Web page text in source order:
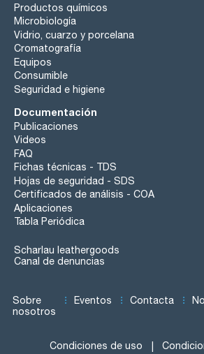
Productos químicos
Microbiología
Vidrio, cuarzo y porcelana
Cromatografía
Equipos
Consumible
Seguridad e higiene
Documentación
Publicaciones
Videos
FAQ
Fichas técnicas - TDS
Hojas de seguridad - SDS
Certificados de análisis - COA
Aplicaciones
Tabla Periódica
Scharlau leathergoods
Canal de denuncias
Sobre
nosotros
Eventos Contacta
Condiciones de uso